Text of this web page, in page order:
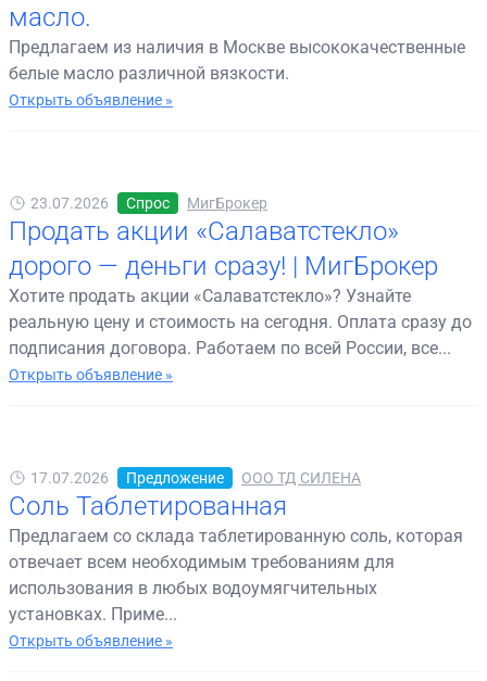
масло.
Предлагаем из наличия в Москве высококачественные
белые масло различной вязкости.
Открыть объявление »
23.07.2026 Спрос МигБрокер
Продать акции «Салаватстекло»
дорого — деньги сразу! | МигБрокер
Хотите продать акции «Салаватстекло»? Узнайте
реальную цену и стоимость на сегодня. Оплата сразу до
подписания договора. Работаем по всей России, все...
Открыть объявление »
17.07.2026 Предложение ООО ТД СИЛЕНА
Соль Таблетированная
Предлагаем со склада таблетированную соль, которая
отвечает всем необходимым требованиям для
использования в любых водоумягчительных
установках. Приме...
Открыть объявление »